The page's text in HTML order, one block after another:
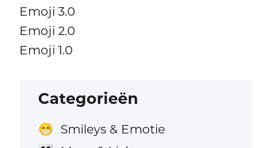
Emoji 3.0
Emoji 2.0
Emoji 1.0
Categorieën
😁 Smileys & Emotie